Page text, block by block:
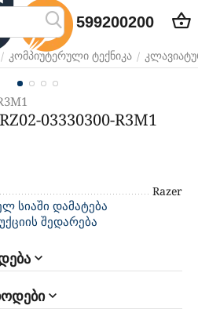
599200200
/ კომპიუტერული ტექნიკა /
03330300-R3M1
Razer
სიაში დამატება
შედარება